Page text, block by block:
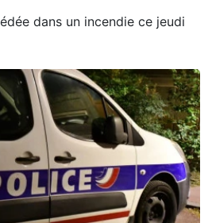
dans un incendie ce jeudi